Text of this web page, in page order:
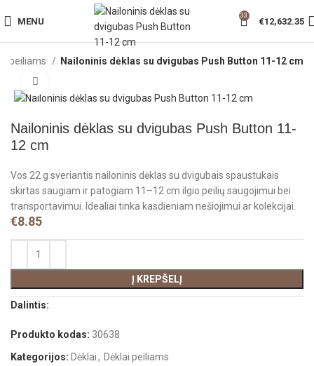
MENU
33
€12,632.35
peiliams Nailoninis dėklas su dvigubas Push Button 11-12 cm
Nailoninis dėklas su dvigubas Push Button 11-
12 cm
Vos 22 g sveriantis nailoninis dėklas su dvigubais spaustukais
skirtas saugiam ir patogiam 11–12 cm ilgio peilių saugojimui bei
transportavimui. Idealiai tinka kasdieniam nešiojimui ar kolekcijai.
€8.85
Į KREPŠELĮ
Dalintis:
Produkto kodas: 30638
Kategorijos: Dėklai, Dėklai peiliams